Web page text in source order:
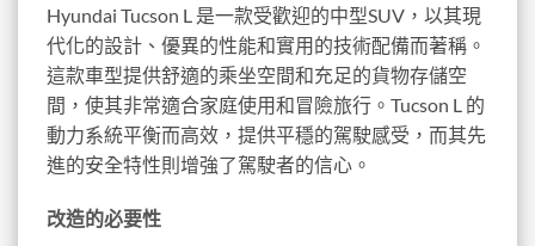
Hyundai Tucson L 是一款受歡迎的中型SUV，以其現
代化的設計、優異的性能和實用的技術配備而著稱。
這款車型提供舒適的乘坐空間和充足的貨物存儲空
間，使其非常適合家庭使用和冒險旅行。Tucson L 的
動力系統平衡而高效，提供平穩的駕駛感受，而其先
進的安全特性則增強了駕駛者的信心。
改造的必要性